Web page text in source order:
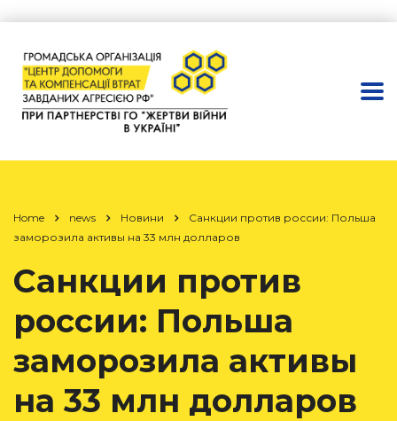
Home news Новини
Санкции против россии: Польша
заморозила активы на 33 млн долларов
Санкции против
россии: Польша
заморозила активы
на 33 млн долларов